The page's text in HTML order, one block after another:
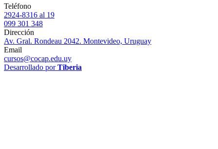
Teléfono
2924-8316 al 19
099 301 348
Dirección
Av. Gral. Rondeau 2042. Montevideo, Uruguay
Email
cursos@cocap.edu.uy
Desarrollado porTiberia